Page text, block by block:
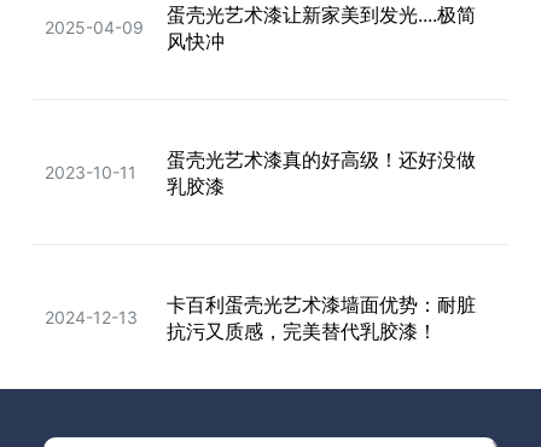
2025-04-10
艺术漆让新房美成杂志封面 我选卡百
利米兰丝绒
2023-12-23
惊！原来艺术漆与乳胶漆的区别就
是....
2025-04-09
蛋壳光艺术漆让新家美到发光....极简
风快冲
2023-10-11
​蛋壳光艺术漆真的好高级！还好没做
乳胶漆
2024-12-13
卡百利蛋壳光艺术漆墙面优势：耐脏
抗污又质感，完美替代乳胶漆！